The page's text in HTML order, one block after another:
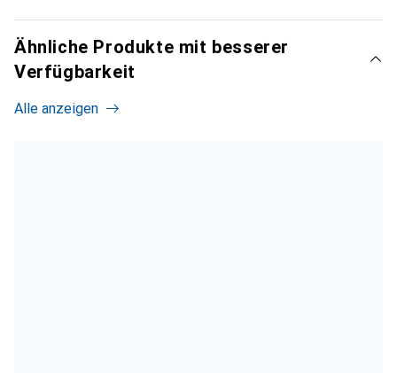
Ähnliche Produkte mit besserer
Verfügbarkeit
Alle anzeigen